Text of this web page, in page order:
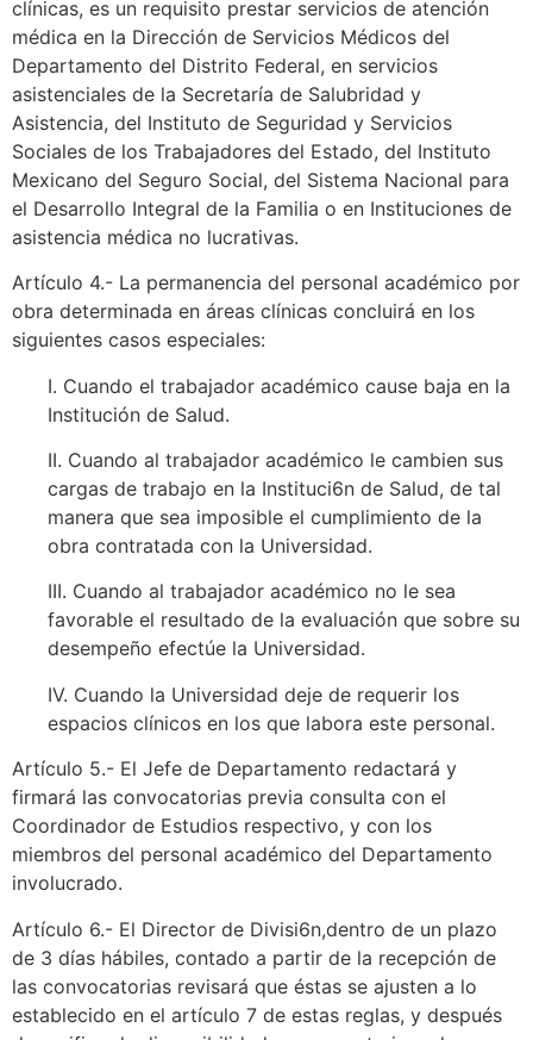
clínicas, es un requisito prestar servicios de atención
médica en la Dirección de Servicios Médicos del
Departamento del Distrito Federal, en servicios
asistenciales de la Secretaría de Salubridad y
Asistencia, del Instituto de Seguridad y Servicios
Sociales de los Trabajadores del Estado, del Instituto
Mexicano del Seguro Social, del Sistema Nacional para
el Desarrollo Integral de la Familia o en Instituciones de
asistencia médica no lucrativas.
Artículo 4.- La permanencia del personal académico por
obra determinada en áreas clínicas concluirá en los
siguientes casos especiales:
I. Cuando el trabajador académico cause baja en la
Institución de Salud.
II. Cuando al trabajador académico le cambien sus
cargas de trabajo en la Instituci6n de Salud, de tal
manera que sea imposible el cumplimiento de la
obra contratada con la Universidad.
III. Cuando al trabajador académico no le sea
favorable el resultado de la evaluación que sobre su
desempeño efectúe la Universidad.
IV. Cuando la Universidad deje de requerir los
espacios clínicos en los que labora este personal.
Artículo 5.- El Jefe de Departamento redactará y
firmará las convocatorias previa consulta con el
Coordinador de Estudios respectivo, y con los
miembros del personal académico del Departamento
involucrado.
Artículo 6.- El Director de Divisi6n,dentro de un plazo
de 3 días hábiles, contado a partir de la recepción de
las convocatorias revisará que éstas se ajusten a lo
establecido en el artículo 7 de estas reglas, y después